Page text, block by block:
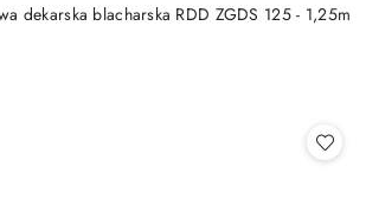
dekarska blacharska RDD ZGDS 125 - 1,25m